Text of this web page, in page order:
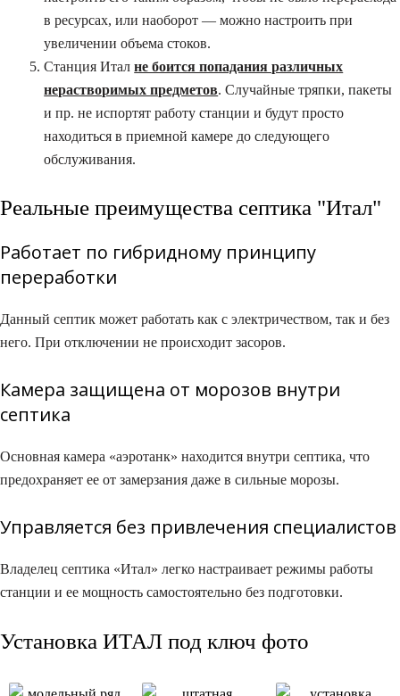
в ресурсах, или наоборот — можно настроить при
увеличении объема стоков.
Станция Италне боится попадания различных
нерастворимых предметов. Случайные тряпки, пакеты
и пр. не испортят работу станции и будут просто
находиться в приемной камере до следующего
обслуживания.
Реальные преимущества септика "Итал"
Работает по гибридному принципу
переработки​
Данный септик может работать как с электричеством, так и без
него. При отключении не происходит засоров.
Камера защищена от морозов внутри
септика​
Основная камера «аэротанк» находится внутри септика, что
предохраняет ее от замерзания даже в сильные морозы.
Управляется без привлечения специалистов​
Владелец септика «Итал» легко настраивает режимы работы
станции и ее мощность самостоятельно без подготовки.
Установка ИТАЛ под ключ фото​